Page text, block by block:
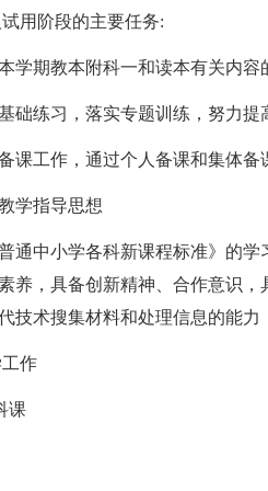
用阶段的主要任务:
学期教本附科一和读本有关内容
础练习，落实专题训练，努力
课工作，通过个人备课和集体
学指导思想
通中小学各科新课程标准》的
养，具备创新精神、合作意识
技术搜集材料和处理信息的能力
作
课